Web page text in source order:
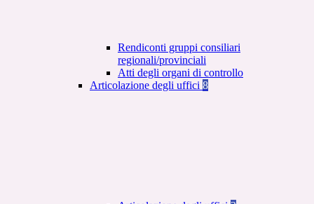
Rendiconti gruppi consiliari
regionali/provinciali
Atti degli organi di controllo
Articolazione degli uffici 8